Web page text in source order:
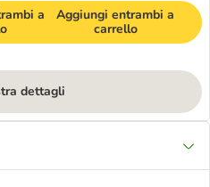
a
Aggiungi entrambi a
carrello
dettagli